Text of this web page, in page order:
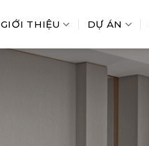
GIỚI THIỆU DỰ ÁN